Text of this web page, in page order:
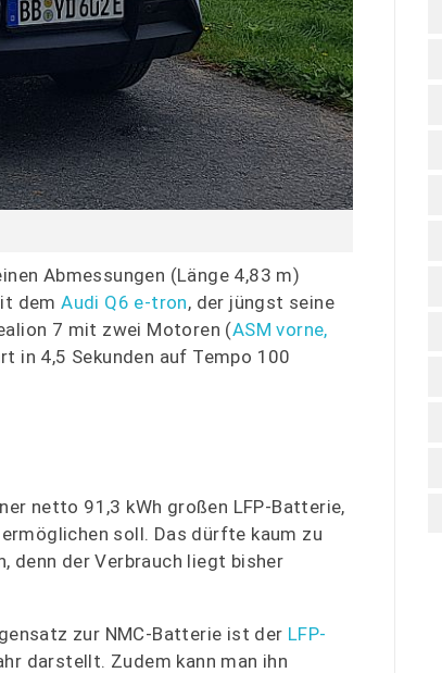
Abmessungen (Länge 4,83 m)
demAudi Q6 e-tron, der jüngst seine
7 mit zwei Motoren (ASM vorne,
in 4,5 Sekunden auf Tempo 100
netto 91,3 kWh großen LFP-Batterie,
soll. Das dürfte kaum zu
denn der Verbrauch liegt bisher
zur NMC-Batterie ist der LFP-
darstellt. Zudem kann man ihn